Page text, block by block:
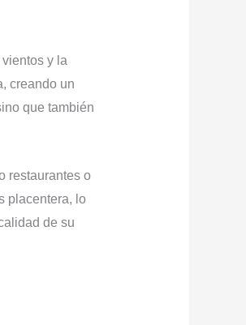
y la
creando un
que también
restaurantes o
placentera, lo
de su